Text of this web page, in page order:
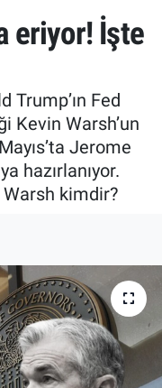
eriyor! İşte
Trump’ın Fed
Kevin Warsh’un
Jerome
hazırlanıyor.
Warsh kimdir?